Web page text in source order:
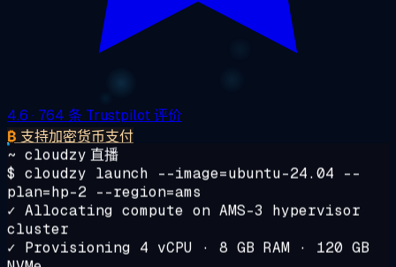
4.6 · 764 条 Trustpilot 评价
₿ 支持加密货币支付
~ cloudzy 直播
$ cloudzy launch
--image=ubuntu-24.04 --
plan=hp-2 --region=ams
✓ Allocating compute on AMS-3 hypervisor
cluster
✓ Provisioning 4 vCPU · 8 GB RAM · 120 GB